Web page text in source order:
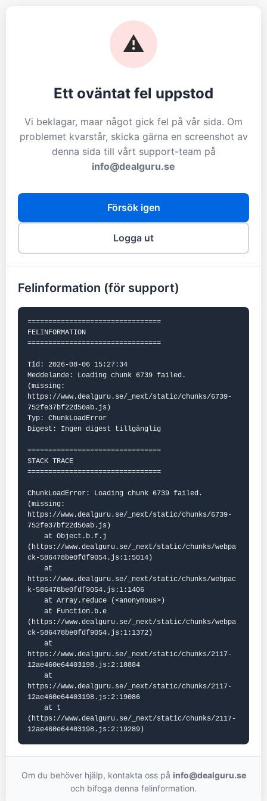
⚠️
Ett oväntat fel uppstod
Vi beklagar, maar något gick fel på vår sida. Om
problemet kvarstår, skicka gärna en screenshot av
denna sida till vårt support-team på
info@dealguru.se
Försök igen
Logga ut
Felinformation (för support)
================================
FELINFORMATION
================================
Tid: 2026-08-06 15:27:34
Meddelande: Loading chunk 6739 failed.
(missing:
https://www.dealguru.se/_next/static/chunks/6739-
752fe37bf22d50ab.js)
Typ: ChunkLoadError
Digest: Ingen digest tillgänglig
================================
STACK TRACE
================================
ChunkLoadError: Loading chunk 6739 failed.
(missing:
https://www.dealguru.se/_next/static/chunks/6739-
752fe37bf22d50ab.js)
(https://www.dealguru.se/_next/static/chunks/webpa
ck-586478be0fdf9054.js:1:5014)
https://www.dealguru.se/_next/static/chunks/webpac
k-586478be0fdf9054.js:1:1406
(https://www.dealguru.se/_next/static/chunks/webpa
ck-586478be0fdf9054.js:1:1372)
https://www.dealguru.se/_next/static/chunks/2117-
12ae460e64403198.js:2:18884
https://www.dealguru.se/_next/static/chunks/2117-
12ae460e64403198.js:2:19086
(https://www.dealguru.se/_next/static/chunks/2117-
12ae460e64403198.js:2:19289)
Om du behöver hjälp, kontakta oss på info@dealguru.se
och bifoga denna felinformation.